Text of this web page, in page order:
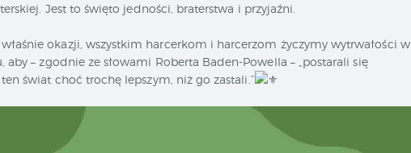
Jest to święto jedności, braterstwa i przyjaźni.
okazji, wszystkim harcerkom i harcerzom życzymy wytrwałości w
aby – zgodnie ze słowami Roberta Baden-Powella – „postarali się
świat choć trochę lepszym, niż go zastali.”